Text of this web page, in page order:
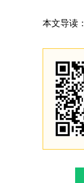
本文导读：